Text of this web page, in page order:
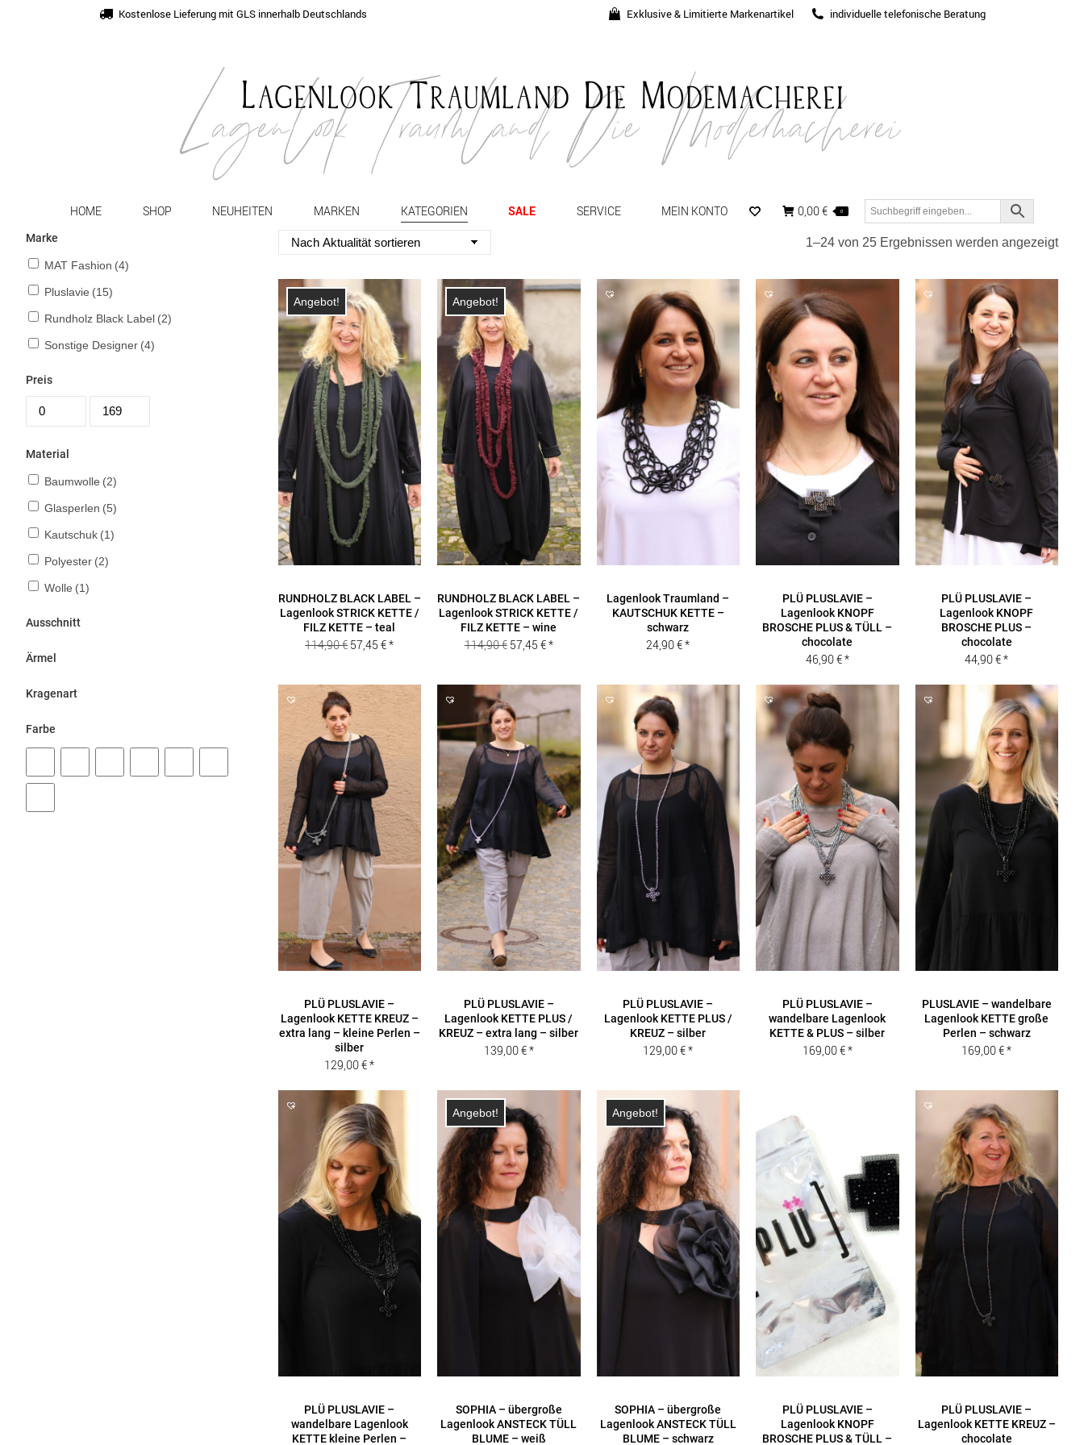
Kostenlose Lieferung mit GLS innerhalb Deutschlands Exklusive & Limitierte Markenartikel individuelle telefonische Beratung
HOME SHOP NEUHEITEN MARKEN KATEGORIEN SALE SERVICE MEIN KONTO 0,00€ 0
1–24 von 25 Ergebnissen werden angezeigt
Angebot!
RUNDHOLZ BLACK LABEL –
Lagenlook STRICK KETTE /
FILZ KETTE – teal
114,90€Ursprünglicher
114,90 €
57,45€Aktueller
57,45 €.
Angebot!
RUNDHOLZ BLACK LABEL –
Lagenlook STRICK KETTE /
FILZ KETTE – wine
114,90€ Ursprünglicher
114,90 €
57,45 €Aktueller
57,45 €.
Lagenlook Traumland –
KAUTSCHUK KETTE –
schwarz
24,90€
PLÜ PLUSLAVIE –
Lagenlook KNOPF
BROSCHE PLUS & TÜLL –
chocolate
46,90€
PLÜ PLUSLAVIE –
Lagenlook KNOPF
BROSCHE PLUS –
chocolate
44,90€
PLÜ PLUSLAVIE –
Lagenlook KETTE KREUZ –
extra lang – kleine Perlen –
silber
129,00€
PLÜ PLUSLAVIE –
Lagenlook KETTE PLUS /
KREUZ – extra lang – silber
139,00€
PLÜ PLUSLAVIE –
Lagenlook KETTE PLUS /
KREUZ – silber
129,00€
PLÜ PLUSLAVIE –
wandelbare Lagenlook
KETTE & PLUS – silber
169,00€
PLUSLAVIE – wandelbare
Lagenlook KETTE große
Perlen – schwarz
169,00€
PLÜ PLUSLAVIE –
wandelbare Lagenlook
KETTE kleine Perlen –
Angebot!
SOPHIA – übergroße
Lagenlook ANSTECK TÜLL
BLUME – weiß
Angebot!
SOPHIA – übergroße
Lagenlook ANSTECK TÜLL
BLUME – schwarz
PLÜ PLUSLAVIE –
Lagenlook KNOPF
BROSCHE PLUS & TÜLL –
PLÜ PLUSLAVIE –
Lagenlook KETTE KREUZ –
chocolate
Marke
MAT Fashion (4)
Pluslavie (15)
Rundholz Black Label (2)
Sonstige Designer (4)
Preis
Material
Baumwolle (2)
Glasperlen (5)
Kautschuk (1)
Polyester (2)
Wolle (1)
Ausschnitt
Ärmel
Kragenart
Farbe